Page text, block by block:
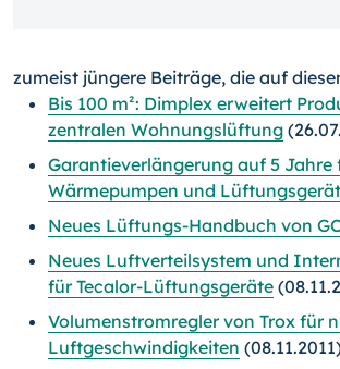
zumeist jüngere Beiträge, die auf
Bis 100 m²: Dimplex erweitert
zentralen Wohnungslüftung
Garantieverlängerung auf 5 Jahre
Wärmepumpen und
Neues Lüftungs-Handbuch von GC
Neues Luftverteilsystem und
für Tecalor-Lüftungsgeräte
Volumenstromregler von Trox für
Luftgeschwindigkeiten